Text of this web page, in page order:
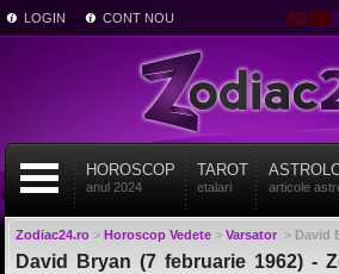
LOGIN CONT NOU
HOROSCOP
anul 2024
TAROT
etalari articole
Zodiac24.ro> Horoscop Vedete> Varsator> David
David Bryan (7 februarie 1962) -